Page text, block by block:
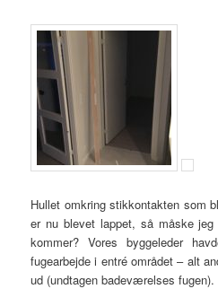
Hullet omkring stikkontakten som
er nu blevet lappet, så måske
kommer? Vores byggeleder
fugearbejde i entré området – alt
ud (undtagen badeværelses fugen).